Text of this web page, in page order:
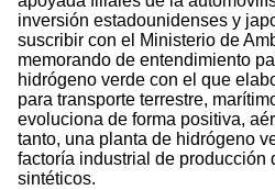
inversión estadounidenses y
suscribir con el Ministerio de
memorando de entendimiento
hidrógeno verde con el que
para transporte terrestre,
evoluciona de forma positiva,
tanto, una planta de hidrógeno
factoría industrial de producción
sintéticos.